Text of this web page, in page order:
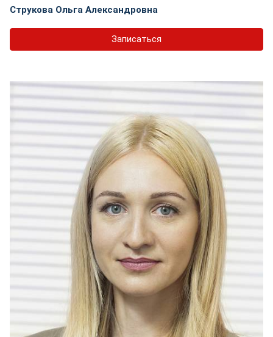
Струкова Ольга Александровна
Записаться